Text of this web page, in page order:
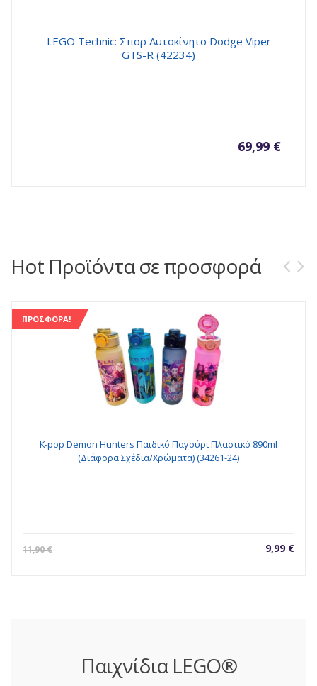
LEGO Technic: Σπορ Αυτοκίνητο Dodge Viper
GTS-R (42234)
69,99 €
Hot Προϊόντα σε προσφορά
Original
ΠΡΟΣΦΟΡΆ!
K-pop Demon Hunters Παιδικό Παγούρι Πλαστικό 890ml
(Διάφορα Σχέδια/Χρώματα) (34261-24)
11,90€ 9,99 €
Η
Παιχνίδια LEGO®